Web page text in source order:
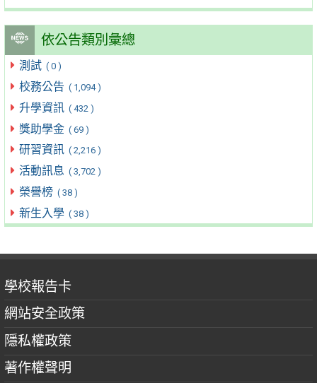
依公告類別彙總
測試 ( 0 )
校務公告 ( 1,094 )
升學資訊 ( 432 )
獎助學金 ( 69 )
研習資訊 ( 2,216 )
活動訊息 ( 3,702 )
榮譽榜 ( 38 )
新生入學 ( 38 )
學校報告卡
網站安全政策
隱私權政策
著作權聲明